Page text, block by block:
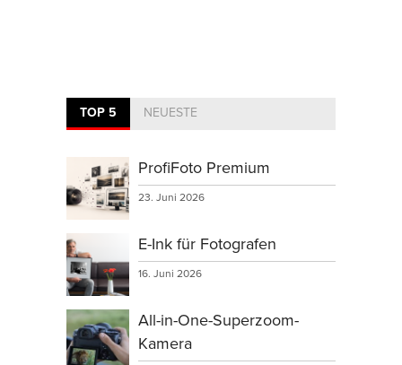
TOP 5 NEUESTE
ProfiFoto Premium
23. Juni 2026
E-Ink für Fotografen
16. Juni 2026
All-in-One-Superzoom-
Kamera